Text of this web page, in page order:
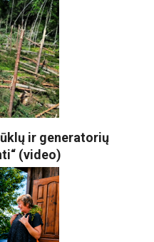
ir generatorių
(video)